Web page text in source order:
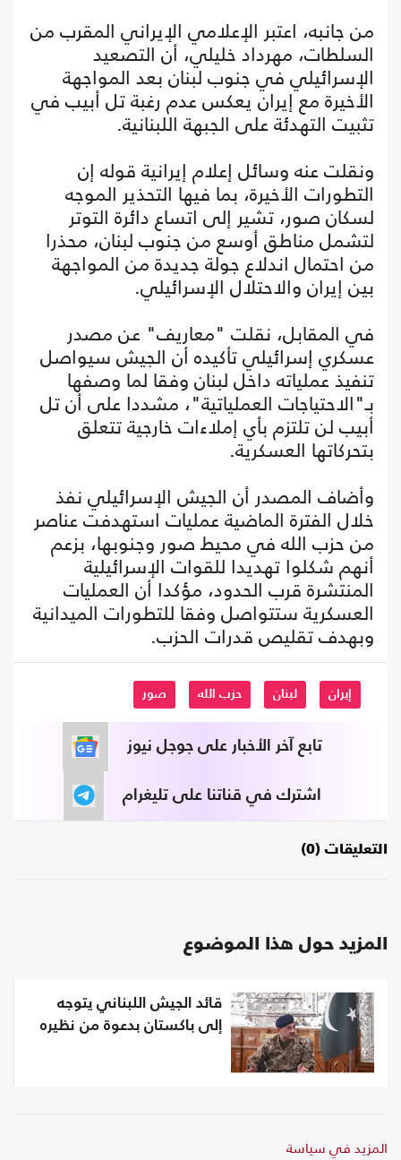
من جانبه، اعتبر الإعلامي الإيراني المقرب من
السلطات، مهرداد خليلي، أن التصعيد
الإسرائيلي في جنوب لبنان بعد المواجهة
الأخيرة مع إيران يعكس عدم رغبة تل أبيب في
تثبيت التهدئة على الجبهة اللبنانية.
ونقلت عنه وسائل إعلام إيرانية قوله إن
التطورات الأخيرة، بما فيها التحذير الموجه
لسكان صور، تشير إلى اتساع دائرة التوتر
لتشمل مناطق أوسع من جنوب لبنان، محذرا
من احتمال اندلاع جولة جديدة من المواجهة
بين إيران والاحتلال الإسرائيلي.
في المقابل، نقلت "معاريف" عن مصدر
عسكري إسرائيلي تأكيده أن الجيش سيواصل
تنفيذ عملياته داخل لبنان وفقا لما وصفها
بـ"الاحتياجات العملياتية"، مشددا على أن تل
أبيب لن تلتزم بأي إملاءات خارجية تتعلق
بتحركاتها العسكرية.
وأضاف المصدر أن الجيش الإسرائيلي نفذ
خلال الفترة الماضية عمليات استهدفت عناصر
من حزب الله في محيط صور وجنوبها، بزعم
أنهم شكلوا تهديدا للقوات الإسرائيلية
المنتشرة قرب الحدود، مؤكدا أن العمليات
العسكرية ستتواصل وفقا للتطورات الميدانية
وبهدف تقليص قدرات الحزب.
إيران لبنان حزب الله صور
تابع آخر الأخبار على جوجل نيوز
اشترك في قناتنا على تليغرام
التعليقات (0)
المزيد حول هذا الموضوع
قائد الجيش اللبناني يتوجه
إلى باكستان بدعوة من نظيره
المزيد في سياسة